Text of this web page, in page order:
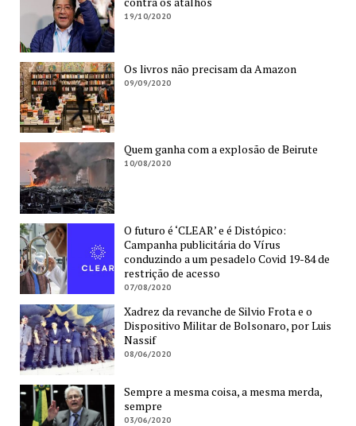
19/10/2020
Os livros não precisam da Amazon
09/09/2020
Quem ganha com a explosão de Beirute
10/08/2020
O futuro é ‘CLEAR’ e é Distópico:
Campanha publicitária do Vírus
conduzindo a um pesadelo Covid 19-84 de
restrição de acesso
07/08/2020
Xadrez da revanche de Silvio Frota e o
Dispositivo Militar de Bolsonaro, por Luis
Nassif
08/06/2020
Sempre a mesma coisa, a mesma merda,
sempre
03/06/2020